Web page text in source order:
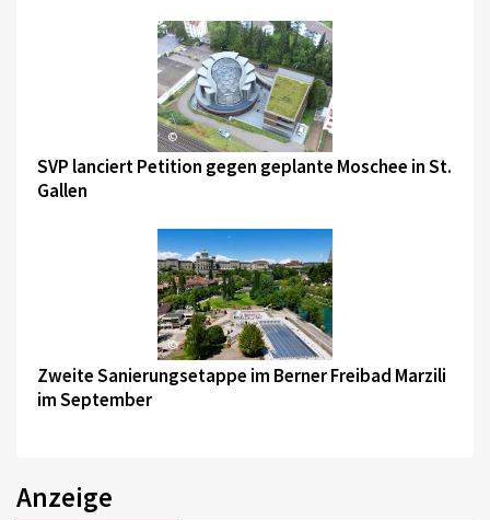
©
SVP lanciert Petition gegen geplante Moschee in St.
Gallen
©
Zweite Sanierungsetappe im Berner Freibad Marzili
im September
Anzeige